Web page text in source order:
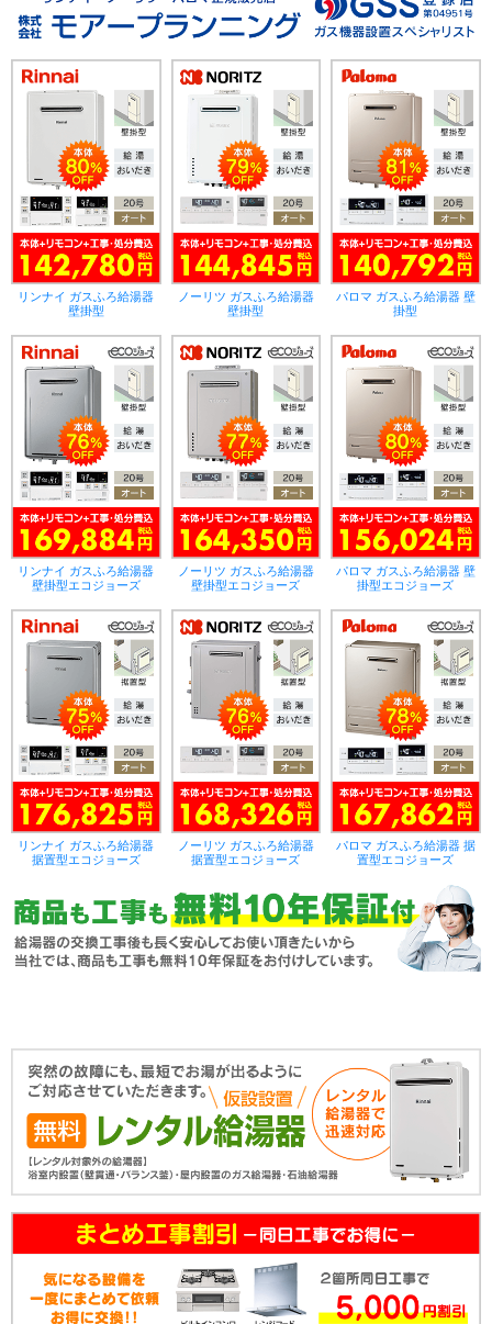
リンナイ ガスふろ給湯器
壁掛型
ノーリツ ガスふろ給湯器
壁掛型
パロマ ガスふろ給湯器 壁
掛型
リンナイ ガスふろ給湯器
壁掛型エコジョーズ
ノーリツ ガスふろ給湯器
壁掛型エコジョーズ
パロマ ガスふろ給湯器 壁
掛型エコジョーズ
リンナイ ガスふろ給湯器
据置型エコジョーズ
ノーリツ ガスふろ給湯器
据置型エコジョーズ
パロマ ガスふろ給湯器 据
置型エコジョーズ